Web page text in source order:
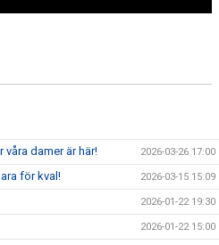
damer är här! 2026-03-26 17:00
för kval! 2026-03-15 15:09
2026-01-22 19:30
2026-01-22 15:00